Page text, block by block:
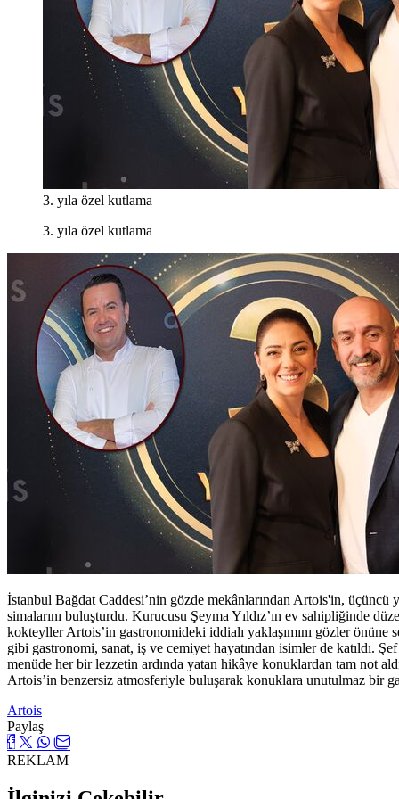
3. yıla özel kutlama
3. yıla özel kutlama
İstanbul Bağdat Caddesi’nin gözde mekânlarından Artois'in, üçüncü
simalarını buluşturdu. Kurucusu Şeyma Yıldız’ın ev sahipliğinde
kokteyller Artois’in gastronomideki iddialı yaklaşımını gözler
gibi gastronomi, sanat, iş ve cemiyet hayatından isimler de katıldı.
menüde her bir lezzetin ardında yatan hikâye konuklardan tam not
Artois’in benzersiz atmosferiyle buluşarak konuklara unutulmaz bir
Artois
Paylaş
REKLAM